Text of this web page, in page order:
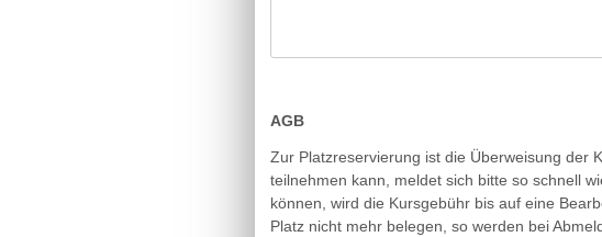
AGB
Zur Platzreservierung ist die Überweisung der
teilnehmen kann, meldet sich bitte so schnell
können, wird die Kursgebühr bis auf eine
Platz nicht mehr belegen, so werden bei